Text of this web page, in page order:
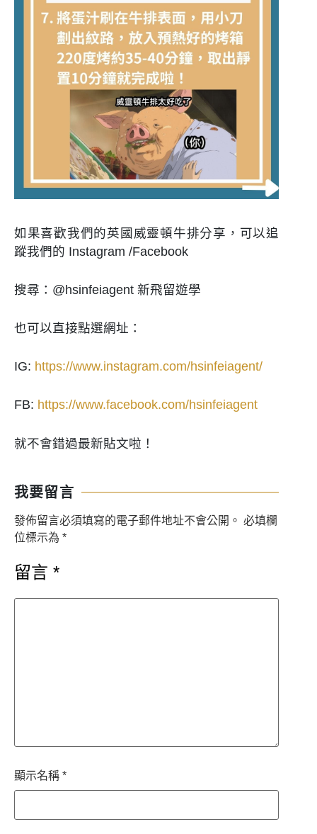
如果喜歡我們的英國 威靈頓牛排分享，可以追
蹤我們的 Instagram /Facebook
搜尋：@hsinfeiagent 新飛留遊學
也可以直接點選網址：
IG: https://www.instagram.com/hsinfeiagent/
FB: https://www.facebook.com/hsinfeiagent
就不會錯過最新貼文啦！
我要留言
發佈留言必須填寫的電子郵件地址不會公開。 必填欄
位標示為 *
留言 *
顯示名稱 *